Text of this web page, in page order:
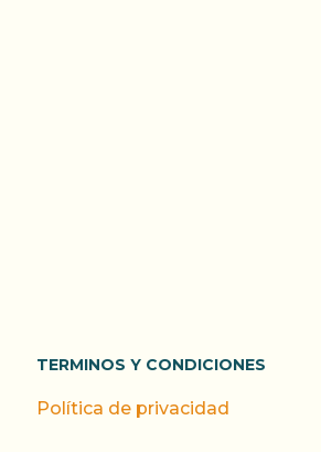
TERMINOS Y CONDICIONES
Política de privacidad